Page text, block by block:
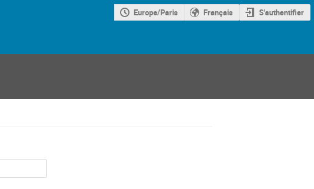
Europe/Paris Français S'authentifier